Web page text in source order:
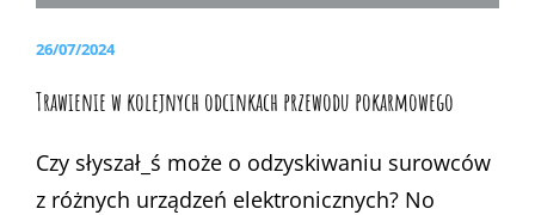
POSTED
26/07/2024
Trawienie w kolejnych odcinkach przewodu pokarmowego
Czy słyszał_ś może o odzyskiwaniu surowców
z różnych urządzeń elektronicznych? No